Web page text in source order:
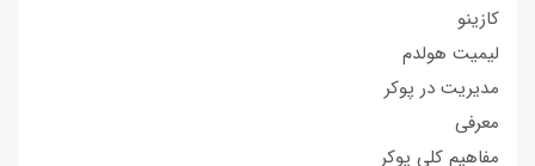
کازینو
لیمیت هولدم
مدیریت در پوکر
معرفی
مفاهیم کلی پوکر